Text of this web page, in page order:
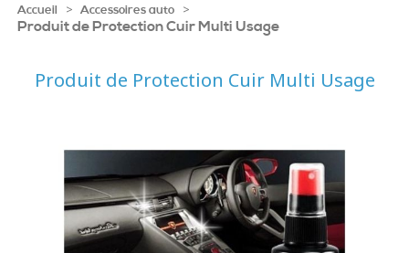
Accueil > Accessoires auto >
Produit de Protection Cuir Multi Usage
Produit de Protection Cuir Multi Usage